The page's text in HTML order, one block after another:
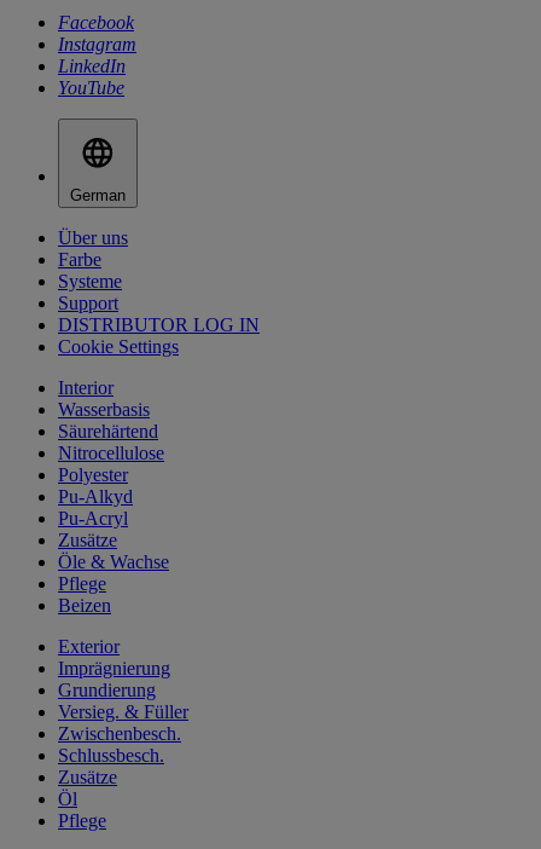
Facebook
Instagram
LinkedIn
YouTube
German
Über uns
Farbe
Systeme
Support
DISTRIBUTOR LOG IN
Cookie Settings
Interior
Wasserbasis
Säurehärtend
Nitrocellulose
Polyester
Pu-Alkyd
Pu-Acryl
Zusätze
Öle & Wachse
Pflege
Beizen
Exterior
Imprägnierung
Grundierung
Versieg. & Füller
Zwischenbesch.
Schlussbesch.
Zusätze
Öl
Pflege